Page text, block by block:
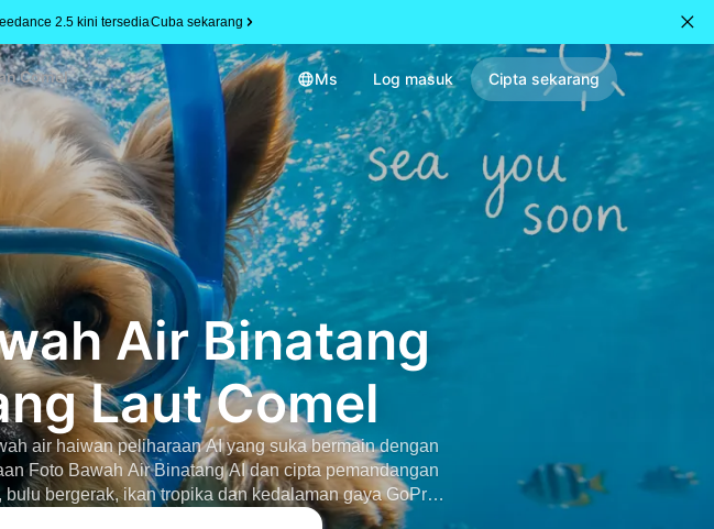
2.5 kini tersediaCuba sekarang
Ms Log masuk Cipta sekarang
Comel
Air Binatang
Laut Comel
air haiwan peliharaan AI yang suka bermain dengan
Foto Bawah Air Binatang AI dan cipta pemandangan
bergerak, ikan tropika dan kedalaman gaya GoPro -
sama dan ekspresi. Sama ada anda mahukan foto